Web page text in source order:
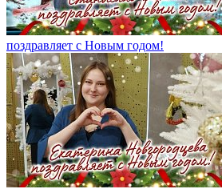
поздравляет с Новым годом!